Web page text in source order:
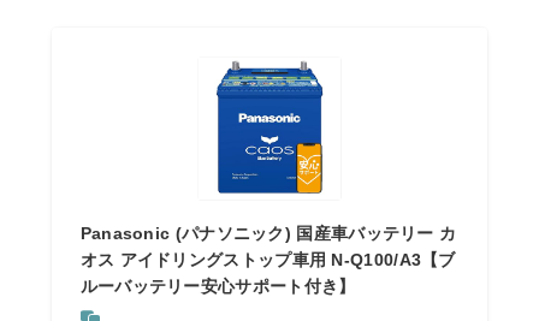
Panasonic (パナソニック) 国産車バッテリー カ
オス アイドリングストップ車用 N-Q100/A3【ブ
ルーバッテリー安心サポート付き】